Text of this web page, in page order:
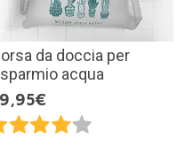
da doccia per
acqua